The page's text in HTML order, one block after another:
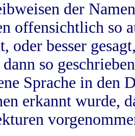
der
offensichtlich so
oder besser
dann so
Sprache in
erkannt wurde,